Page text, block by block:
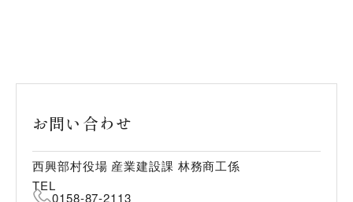
お問い合わせ
西興部村役場 産業建設課 林務商工係
TEL
0158-87-2113